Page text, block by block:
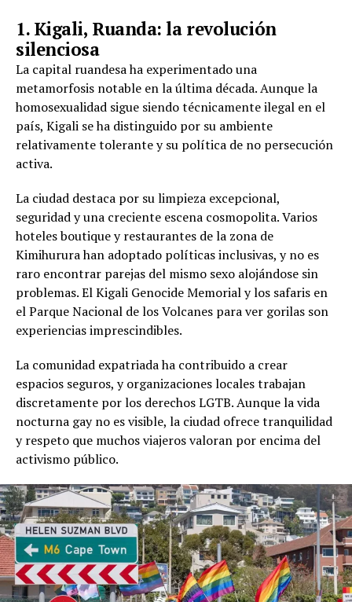
1. Kigali, Ruanda: la revolución
silenciosa
La capital ruandesa ha experimentado una
metamorfosis notable en la última década. Aunque la
homosexualidad sigue siendo técnicamente ilegal en el
país, Kigali se ha distinguido por su ambiente
relativamente tolerante y su política de no persecución
activa.
La ciudad destaca por su limpieza excepcional,
seguridad y una creciente escena cosmopolita. Varios
hoteles boutique y restaurantes de la zona de
Kimihurura han adoptado políticas inclusivas, y no es
raro encontrar parejas del mismo sexo alojándose sin
problemas. El Kigali Genocide Memorial y los safaris en
el Parque Nacional de los Volcanes para ver gorilas son
experiencias imprescindibles.
La comunidad expatriada ha contribuido a crear
espacios seguros, y organizaciones locales trabajan
discretamente por los derechos LGTB. Aunque la vida
nocturna gay no es visible, la ciudad ofrece tranquilidad
y respeto que muchos viajeros valoran por encima del
activismo público.